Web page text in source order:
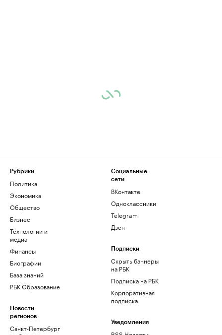
Рубрики
Политика
Экономика
Общество
Бизнес
Технологии и
медиа
Финансы
Биографии
База знаний
РБК Образование
Новости
регионов
Санкт-Петербург
Социальные
сети
ВКонтакте
Одноклассники
Telegram
Дзен
Подписки
Скрыть баннеры
на РБК
Подписка на РБК
Корпоративная
подписка
Уведомления